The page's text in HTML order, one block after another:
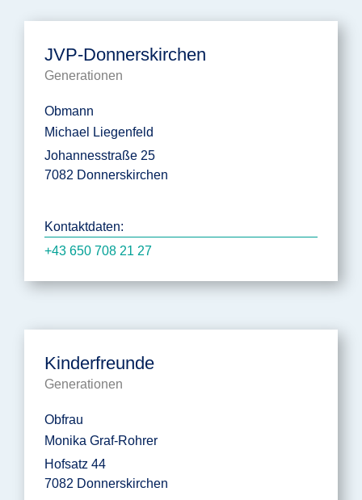
JVP-Donnerskirchen
Generationen
Obmann
Michael Liegenfeld
Johannesstraße 25
7082 Donnerskirchen
Kontaktdaten:
+43 650 708 21 27
Kinderfreunde
Generationen
Obfrau
Monika Graf-Rohrer
Hofsatz 44
7082 Donnerskirchen